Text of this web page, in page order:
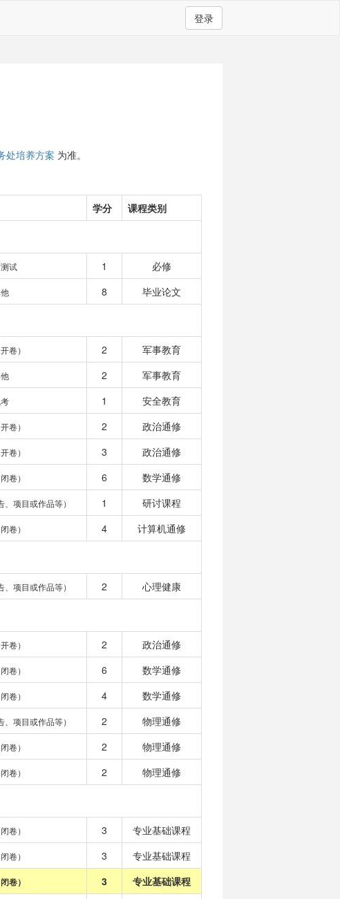
登录
处培养方案 为准。
学分 课程类别
试 1
必修
8 毕业论文
卷） 2
军事教育
2
军事教育
1
安全教育
卷） 2
政治通修
卷） 3
政治通修
卷） 6
数学通修
项目或作品等） 1
研讨课程
卷） 4 计算机通修
项目或作品等） 2 心理健康
卷） 2
政治通修
卷） 6
数学通修
卷） 4
数学通修
项目或作品等） 2
物理通修
卷） 2
物理通修
卷） 2 物理通修
卷） 3
专业基础课程
卷） 3
专业基础课程
卷） 3
专业基础课程